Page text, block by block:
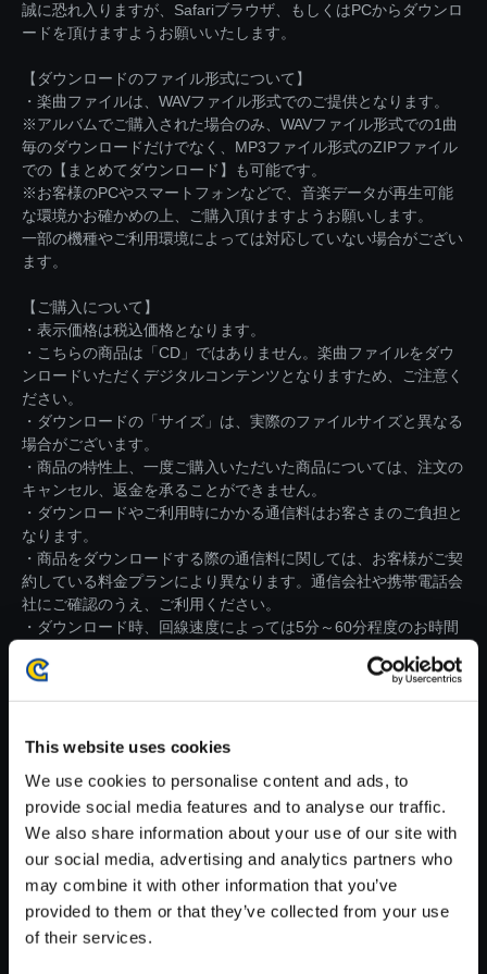
This website uses cookies
We use cookies to personalise content and ads, to
provide social media features and to analyse our traffic.
We also share information about your use of our site with
our social media, advertising and analytics partners who
may combine it with other information that you’ve
provided to them or that they’ve collected from your use
of their services.
誠に恐れ入りますが、Safariブラウザ、もしくはPCからダウンロ
ードを頂けますようお願いいたします。
【ダウンロードのファイル形式について】
・楽曲ファイルは、WAVファイル形式でのご提供となります。
※アルバムでご購入された場合のみ、WAVファイル形式での1曲
毎のダウンロードだけでなく、MP3ファイル形式のZIPファイル
での【まとめてダウンロード】も可能です。
※お客様のPCやスマートフォンなどで、音楽データが再生可能
な環境かお確かめの上、ご購入頂けますようお願いします。
一部の機種やご利用環境によっては対応していない場合がござい
ます。
【ご購入について】
・表示価格は税込価格となります。
・こちらの商品は「CD」ではありません。楽曲ファイルをダウ
ンロードいただくデジタルコンテンツとなりますため、ご注意く
ださい。
・ダウンロードの「サイズ」は、実際のファイルサイズと異なる
場合がございます。
・商品の特性上、一度ご購入いただいた商品については、注文の
キャンセル、返金を承ることができません。
・ダウンロードやご利用時にかかる通信料はお客さまのご負担と
なります。
・商品をダウンロードする際の通信料に関しては、お客様がご契
約している料金プランにより異なります。通信会社や携帯電話会
社にご確認のうえ、ご利用ください。
・ダウンロード時、回線速度によっては5分～60分程度のお時間
※ご購入いただいたファイルのダウンロードの際には、通信環境
【単曲】ヴァンパイア サウンド
BOX LEI-LEI Winning Theme
150円